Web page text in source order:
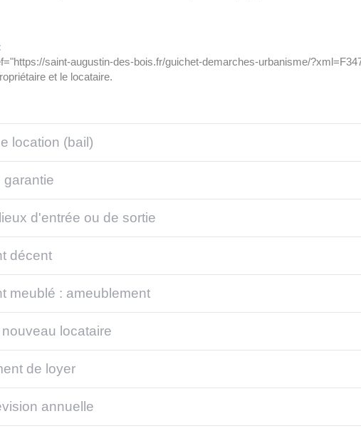
saint-augustin-des-bois.fr/guichet-demarches-urbanisme/
et le locataire.
location (bail)
garantie
d'entrée ou de sortie
décent
meublé : ameublement
locataire
de loyer
annuelle